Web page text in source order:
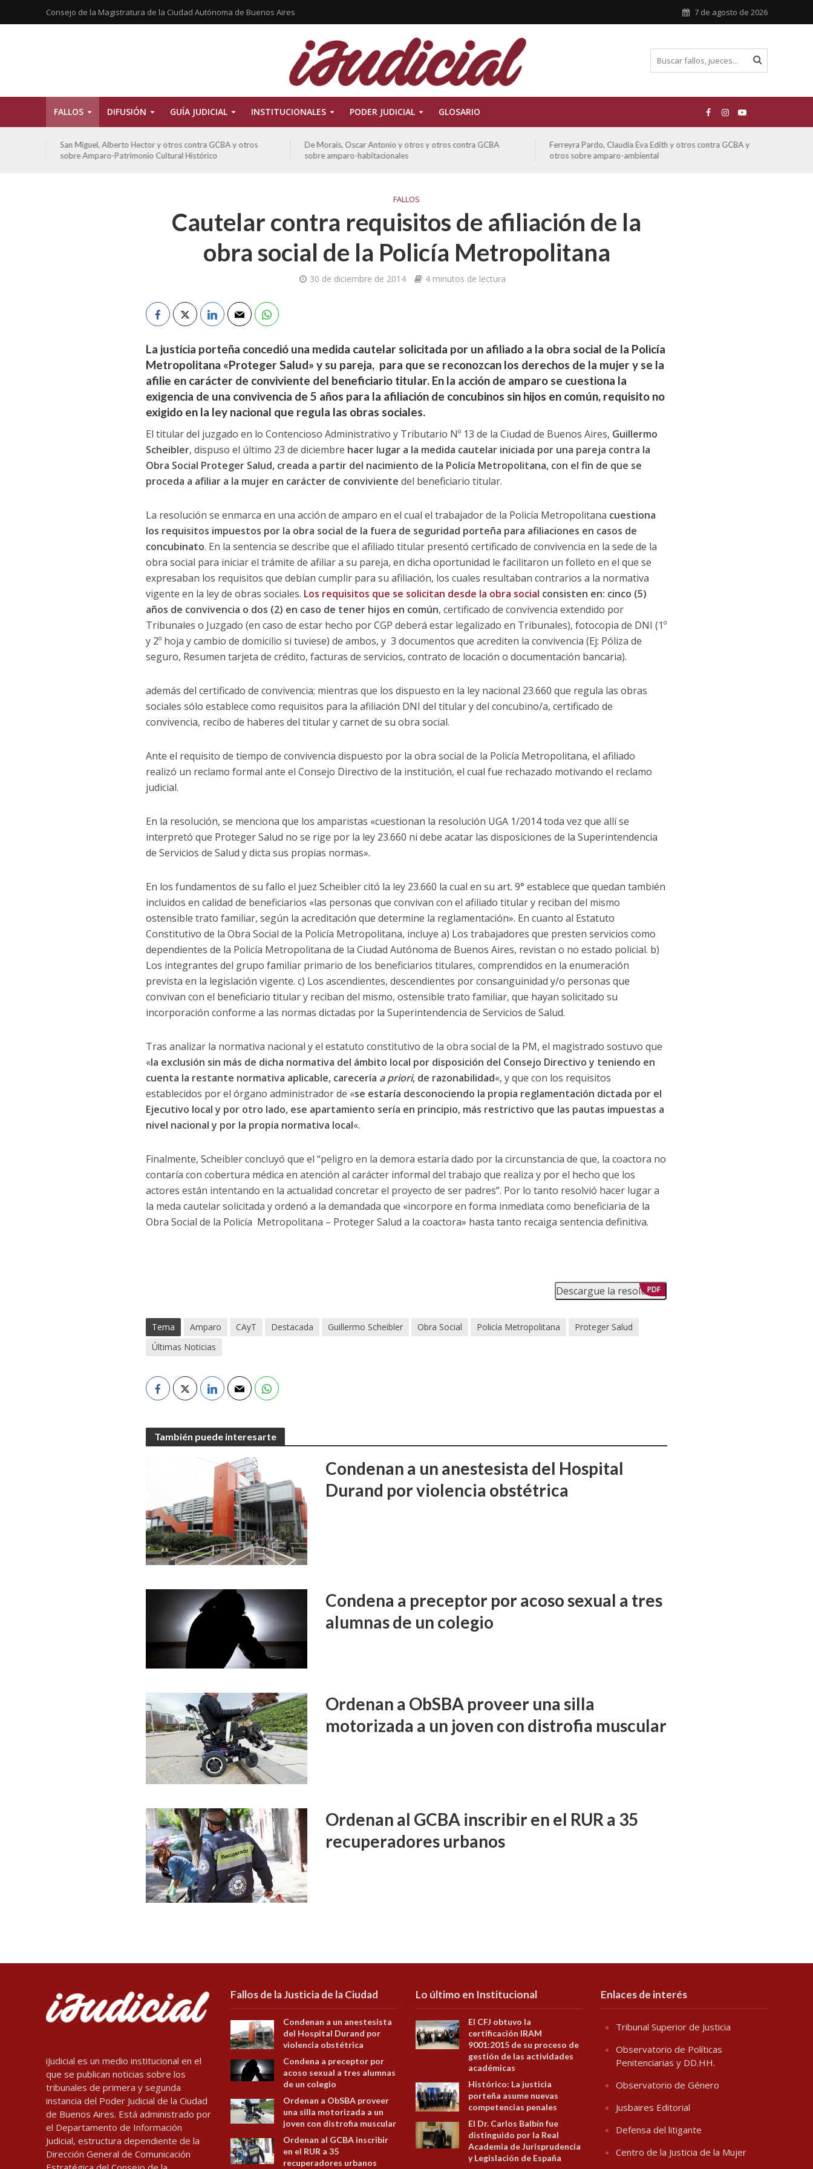
Consejo de la Magistratura de la Ciudad Autónoma de Buenos Aires 7 de agosto de 2026
FALLOS DIFUSIÓN GUÍA JUDICIAL INSTITUCIONALES PODER JUDICIAL GLOSARIO
San Miguel, Alberto Hector y otros contra GCBA y otros
sobre Amparo-Patrimonio Cultural Histórico
De Morais, Oscar Antonio y otros y otros contra GCBA
sobre amparo-habitacionales
Ferreyra Pardo, Claudia Eva Edith y otros contra GCBA y
otros sobre amparo-ambiental
FALLOS
Cautelar contra requisitos de afiliación de la
obra social de la Policía Metropolitana
30 de diciembre de 2014 4 minutos de lectura
La justicia porteña concedió una medida cautelar solicitada por un afiliado a la obra social de la Policía
Metropolitana «Proteger Salud» y su pareja, para que se reconozcan los derechos de la mujer y se la
afilie en carácter de conviviente del beneficiario titular. En la acción de amparo se cuestiona la
exigencia de una convivencia de 5 años para la afiliación de concubinos sin hijos en común, requisito no
exigido en la ley nacional que regula las obras sociales.
El titular del juzgado en lo Contencioso Administrativo y Tributario Nº 13 de la Ciudad de Buenos Aires, Guillermo
Scheibler, dispuso el último 23 de diciembre hacer lugar a la medida cautelar iniciada por una pareja contra la
Obra Social Proteger Salud, creada a partir del nacimiento de la Policía Metropolitana, con el fin de que se
proceda a afiliar a la mujer en carácter de conviviente del beneficiario titular.
La resolución se enmarca en una acción de amparo en el cual el trabajador de la Policía Metropolitana cuestiona
los requisitos impuestos por la obra social de la fuera de seguridad porteña para afiliaciones en casos de
concubinato. En la sentencia se describe que el afiliado titular presentó certificado de convivencia en la sede de la
obra social para iniciar el trámite de afiliar a su pareja, en dicha oportunidad le facilitaron un folleto en el que se
expresaban los requisitos que debían cumplir para su afiliación, los cuales resultaban contrarios a la normativa
vigente en la ley de obras sociales. Los requisitos que se solicitan desde la obra social consisten en: cinco (5)
años de convivencia o dos (2) en caso de tener hijos en común, certificado de convivencia extendido por
Tribunales o Juzgado (en caso de estar hecho por CGP deberá estar legalizado en Tribunales), fotocopia de DNI (1º
y 2º hoja y cambio de domicilio si tuviese) de ambos, y 3 documentos que acrediten la convivencia (Ej: Póliza de
seguro, Resumen tarjeta de crédito, facturas de servicios, contrato de locación o documentación bancaria).
además del certificado de convivencia; mientras que los dispuesto en la ley nacional 23.660 que regula las obras
sociales sólo establece como requisitos para la afiliación DNI del titular y del concubino/a, certificado de
convivencia, recibo de haberes del titular y carnet de su obra social.
Ante el requisito de tiempo de convivencia dispuesto por la obra social de la Policía Metropolitana, el afiliado
realizó un reclamo formal ante el Consejo Directivo de la institución, el cual fue rechazado motivando el reclamo
judicial.
En la resolución, se menciona que los amparistas «cuestionan la resolución UGA 1/2014 toda vez que allí se
interpretó que Proteger Salud no se rige por la ley 23.660 ni debe acatar las disposiciones de la Superintendencia
de Servicios de Salud y dicta sus propias normas».
En los fundamentos de su fallo el juez Scheibler citó la ley 23.660 la cual en su art. 9° establece que quedan también
incluidos en calidad de beneficiarios «las personas que convivan con el afiliado titular y reciban del mismo
ostensible trato familiar, según la acreditación que determine la reglamentación». En cuanto al Estatuto
Constitutivo de la Obra Social de la Policía Metropolitana, incluye a) Los trabajadores que presten servicios como
dependientes de la Policía Metropolitana de la Ciudad Autónoma de Buenos Aires, revistan o no estado policial. b)
Los integrantes del grupo familiar primario de los beneficiarios titulares, comprendidos en la enumeración
prevista en la legislación vigente. c) Los ascendientes, descendientes por consanguinidad y/o personas que
convivan con el beneficiario titular y reciban del mismo, ostensible trato familiar, que hayan solicitado su
incorporación conforme a las normas dictadas por la Superintendencia de Servicios de Salud.
Tras analizar la normativa nacional y el estatuto constitutivo de la obra social de la PM, el magistrado sostuvo que
«la exclusión sin más de dicha normativa del ámbito local por disposición del Consejo Directivo y teniendo en
cuenta la restante normativa aplicable, carecería a priori, de razonabilidad«, y que con los requisitos
establecidos por el órgano administrador de «se estaría desconociendo la propia reglamentación dictada por el
Ejecutivo local y por otro lado, ese apartamiento sería en principio, más restrictivo que las pautas impuestas a
nivel nacional y por la propia normativa local«.
Finalmente, Scheibler concluyó que el “peligro en la demora estaría dado por la circunstancia de que, la coactora no
contaría con cobertura médica en atención al carácter informal del trabajo que realiza y por el hecho que los
actores están intentando en la actualidad concretar el proyecto de ser padres”. Por lo tanto resolvió hacer lugar a
la meda cautelar solicitada y ordenó a la demandada que «incorpore en forma inmediata como beneficiaria de la
Obra Social de la Policía Metropolitana – Proteger Salud a la coactora» hasta tanto recaiga sentencia definitiva.
Descargue la resolución
PDF
Tema Amparo CAyT Destacada Guillermo Scheibler Obra Social Policía Metropolitana
Proteger Salud
Últimas Noticias
También puede interesarte
Condenan a un anestesista del Hospital
Durand por violencia obstétrica
Condena a preceptor por acoso sexual a tres
alumnas de un colegio
Ordenan a ObSBA proveer una silla
motorizada a un joven con distrofia muscular
Ordenan al GCBA inscribir en el RUR a 35
recuperadores urbanos
iJudicial es un medio institucional en el
que se publican noticias sobre los
tribunales de primera y segunda
instancia del Poder Judicial de la Ciudad
de Buenos Aires. Está administrado por
el Departamento de Información
Judicial, estructura dependiente de la
Dirección General de Comunicación
Fallos de la Justicia de la Ciudad
Condenan a un anestesista
del Hospital Durand por
violencia obstétrica
Condena a preceptor por
acoso sexual a tres alumnas
de un colegio
Ordenan a ObSBA proveer
una silla motorizada a un
joven con distrofia muscular
Ordenan al GCBA inscribir
en el RUR a 35
recuperadores urbanos
Lo último en Institucional
El CFJ obtuvo la
certificación IRAM
9001:2015 de su proceso de
gestión de las actividades
académicas
Histórico: La justicia
porteña asume nuevas
competencias penales
El Dr. Carlos Balbín fue
distinguido por la Real
Academia de Jurisprudencia
y Legislación de España
Enlaces de interés
Tribunal Superior de Justicia
Observatorio de Políticas
Penitenciarias y DD.HH.
Observatorio de Género
Jusbaires Editorial
Defensa del litigante
Centro de la Justicia de la Mujer